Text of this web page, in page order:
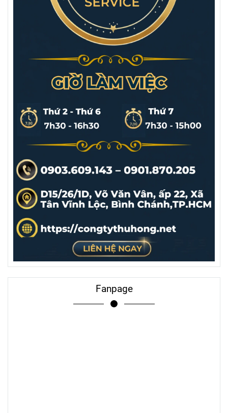
Fanpage